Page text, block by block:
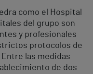
como el Hospital
del grupo son
y profesionales
protocolos de
las medidas
de dos